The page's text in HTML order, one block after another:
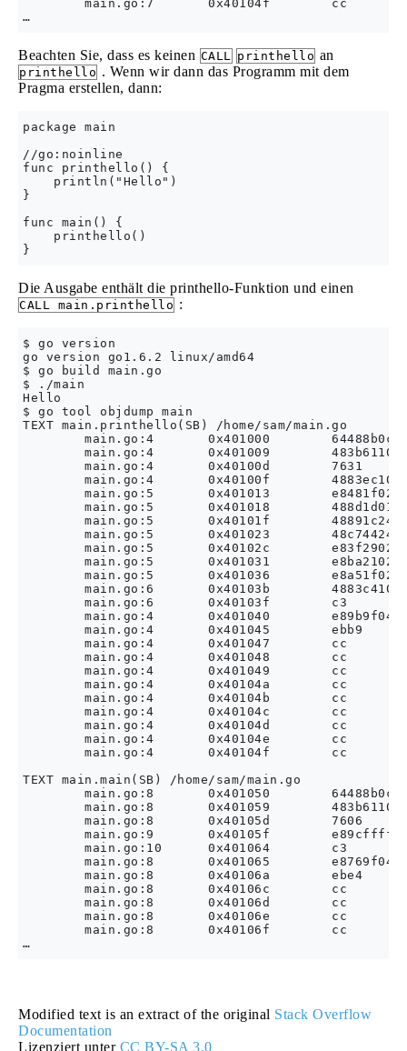
main.go:7       0x40104f        cc
Beachten Sie, dass es keinen CALL printhello an
printhello . Wenn wir dann das Programm mit dem
Pragma erstellen, dann:
package main
//go:noinline
func printhello() {
    println("Hello")
}
func main() {
    printhello()
Die Ausgabe enthält die printhello-Funktion und einen
CALL main.printhello :
$ go version
go version go1.6.2 linux/amd64
$ go build main.go
$ ./main
Hello
$ go tool objdump main
TEXT main.printhello(SB) /home/sam/main.go
main.go:4       0x401000
main.go:4       0x401009        483b6110
main.go:4       0x40100d        7631
main.go:4       0x40100f        4883ec10
main.go:5       0x401013
main.go:5       0x401018
main.go:5       0x40101f        48891c24
main.go:5       0x401023
main.go:5       0x40102c
main.go:5       0x401031
main.go:5       0x401036
main.go:6       0x40103b        4883c410
main.go:6       0x40103f        c3
main.go:4       0x401040
main.go:4       0x401045        ebb9
main.go:4       0x401047        cc
main.go:4       0x401048        cc
main.go:4       0x401049        cc
main.go:4       0x40104a        cc
main.go:4       0x40104b        cc
main.go:4       0x40104c        cc
main.go:4       0x40104d        cc
main.go:4       0x40104e        cc
main.go:4       0x40104f        cc
TEXT main.main(SB) /home/sam/main.go
main.go:8       0x401050
main.go:8       0x401059        483b6110
main.go:8       0x40105d        7606
main.go:9       0x40105f
main.go:10      0x401064        c3
main.go:8       0x401065
main.go:8       0x40106a        ebe4
main.go:8       0x40106c        cc
main.go:8       0x40106d        cc
main.go:8       0x40106e        cc
main.go:8       0x40106f        cc
Modified text is an extract of the original Stack Overflow
Documentation
Lizenziert unter CC BY-SA 3.0